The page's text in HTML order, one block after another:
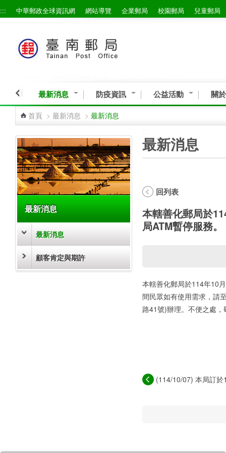
跳到主要內容區塊
::: 中華郵政全球資訊網 網站導覽 企業郵局 校園郵局 兒童郵局
最新消息 防疫資訊 公益活動 關
首頁 > 最新消息 > 最新消息
最新消息
最新消息
顧客肯定與期許
最新消息
回列表
本轄善化郵局於
局ATM暫停服務。
本轄善化郵局於114年10
間民眾如有使用需求，請
路41號)辦理。不便之處，
(114/10/07) 本局訂